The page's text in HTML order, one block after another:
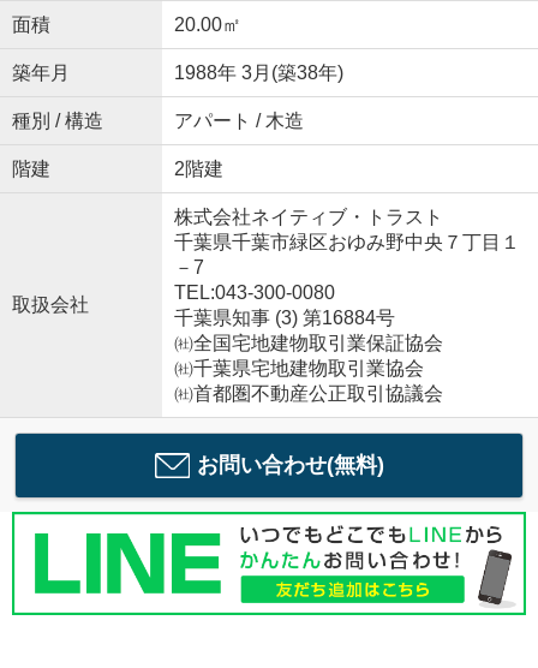
面積 20.00㎡
築年月 1988年 3月(築38年)
種別 / 構造 アパート / 木造
階建 2階建
取扱会社
株式会社ネイティブ・トラスト
千葉県千葉市緑区おゆみ野中央７丁目１
－7
TEL:043-300-0080
千葉県知事 (3) 第16884号
㈳全国宅地建物取引業保証協会
㈳千葉県宅地建物取引業協会
㈳首都圏不動産公正取引協議会
お問い合わせ(無料)